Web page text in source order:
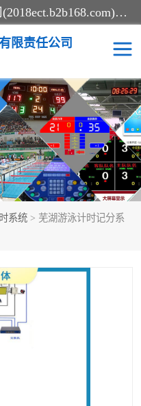
北京易彩通科技有限责任公司(2018ect.b2b168.com)主要提供陕西计时记分系统，全国统一热线：15611947915.北京易彩通科技有限责任公司有一支长期从事智能控制系统研发的高素质的队伍，具有嵌入式系统，视频系统、通信系统、网络系统，体育计时系统的知识和技能。强力打造体育比赛计时计分系统、智能升降旗系统、标准时钟系统、赛事编排及信息发布系统，为用户提供较新的，较廉价的，应用解决方案。
限责任公司
系统 > 芜湖游泳计时记分系
游泳计时系统
GPS同步时钟系统
计时记分系统
游泳馆水下摄影采集救生